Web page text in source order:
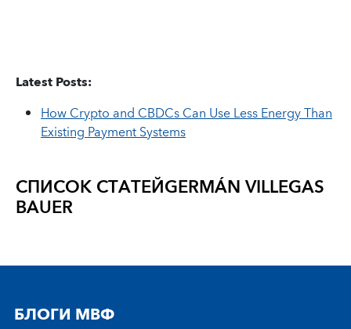
Latest Posts:
How Crypto and CBDCs Can Use Less Energy Than
Existing Payment Systems
СПИСОК СТАТЕЙGERMÁN VILLEGAS
BAUER
БЛОГИ МВФ